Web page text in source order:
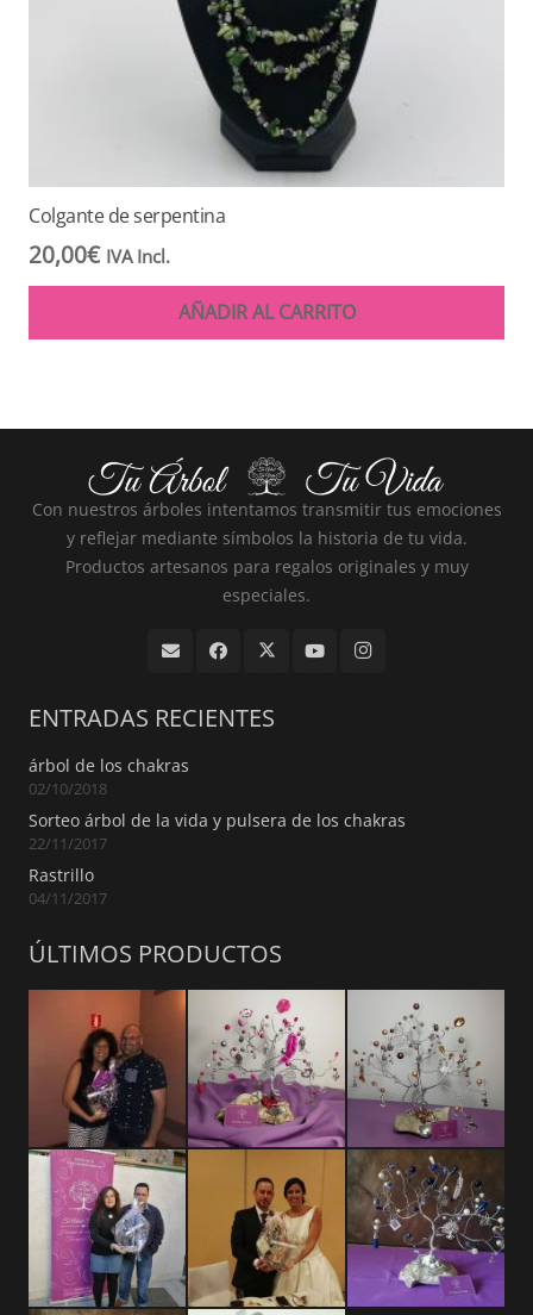
Colgante de serpentina
20,00€ IVA Incl.
AÑADIR AL CARRITO
Con nuestros árboles intentamos transmitir tus emociones
y reflejar mediante símbolos la historia de tu vida.
Productos artesanos para regalos originales y muy
especiales.
ENTRADAS RECIENTES
árbol de los chakras
02/10/2018
Sorteo árbol de la vida y pulsera de los chakras
22/11/2017
Rastrillo
04/11/2017
ÚLTIMOS PRODUCTOS